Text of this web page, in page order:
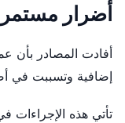
أضرار
أفادت المصادر بأن
إضافية وتسببت في
تأتي هذه الإجراءات